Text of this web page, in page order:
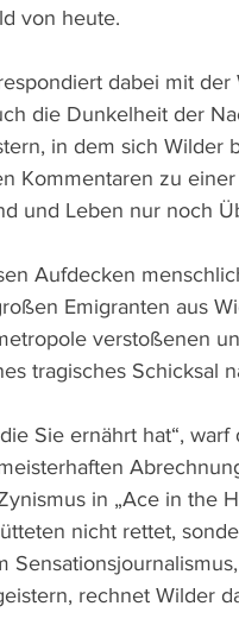
von heute.
dabei mit
die Dunkelheit der
in dem sich Wilder
Kommentaren zu
und Leben nur noch
Aufdecken
Emigranten aus
verstoßenen
tragisches Schicksal
Sie ernährt hat“,
in „Ace in the
nicht rettet,
rechnet Wilder